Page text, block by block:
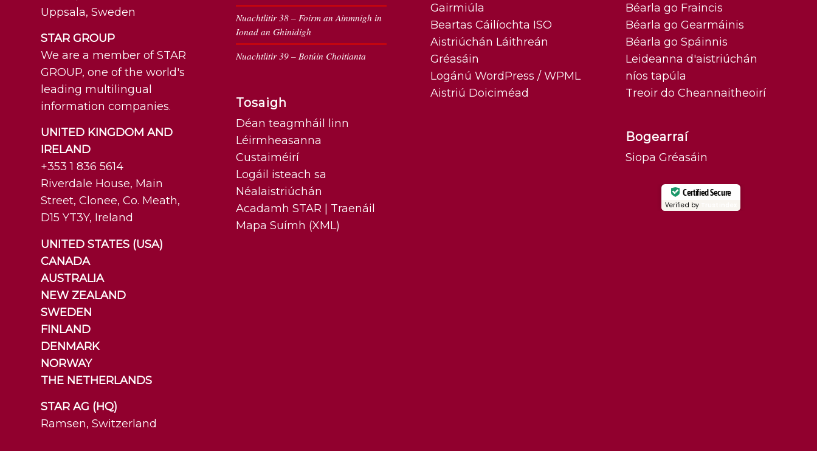
Uppsala, Sweden
STAR GROUP
We are a member of STAR
GROUP, one of the world's
leading multilingual
information companies.
UNITED KINGDOM AND
IRELAND
+353 1 836 5614
Riverdale House, Main
Street, Clonee, Co. Meath,
D15 YT3Y, Ireland
UNITED STATES (USA)
CANADA
AUSTRALIA
NEW ZEALAND
SWEDEN
FINLAND
DENMARK
NORWAY
THE NETHERLANDS
STAR AG (HQ)
Ramsen, Switzerland
Nuachtlitir 38 – Foirm an Ainmnigh in
Ionad an Ghinidigh
Nuachtlitir 39 – Botúin Choitianta
Tosaigh
Déan teagmháil linn
Léirmheasanna
Custaiméirí
Logáil isteach sa
Néalaistriúchán
Acadamh STAR | Traenáil
Mapa Suímh (XML)
Gairmiúla
Beartas Cáilíochta ISO
Aistriúchán Láithreán
Gréasáin
Logánú WordPress / WPML
Aistriú Doiciméad
Béarla go Fraincis
Béarla go Gearmáinis
Béarla go Spáinnis
Leideanna d'aistriúchán
níos tapúla
Treoir do Cheannaitheoirí
Bogearraí
Siopa Gréasáin
Certified Secure
Verified by